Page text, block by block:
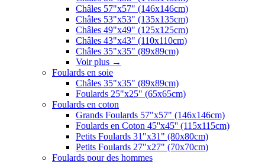
Châles 57"x57" (146x146cm)
Châles 53"x53" (135x135cm)
Châles 49"x49" (125x125cm)
Châles 43"x43" (110x110cm)
Châles 35"x35" (89x89cm)
Voir plus →
Foulards en soie
Châles 35"x35" (89x89cm)
Foulards 25"x25" (65x65cm)
Foulards en coton
Grands Foulards 57"x57" (146x146cm)
Foulards en Coton 45''x45'' (115x115cm)
Petits Foulards 31"x31" (80x80cm)
Petits Foulards 27"x27" (70x70cm)
Foulards pour des hommes